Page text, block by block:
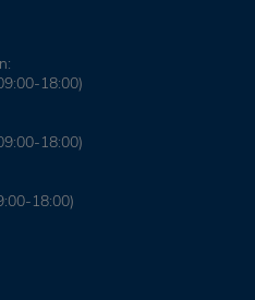
18:00)
18:00)
18:00)